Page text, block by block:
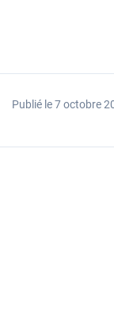
Publié le 7 octobre